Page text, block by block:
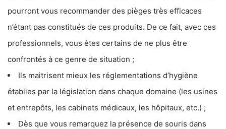
pourront vous recommander des pièges très efficaces
n’étant pas constitués de ces produits. De ce fait, avec ces
professionnels, vous êtes certains de ne plus être
confrontés à ce genre de situation ;
Ils maitrisent mieux les réglementations d’hygiène
établies par la législation dans chaque domaine (les usines
et entrepôts, les cabinets médicaux, les hôpitaux, etc.) ;
Dès que vous remarquez la présence de souris dans